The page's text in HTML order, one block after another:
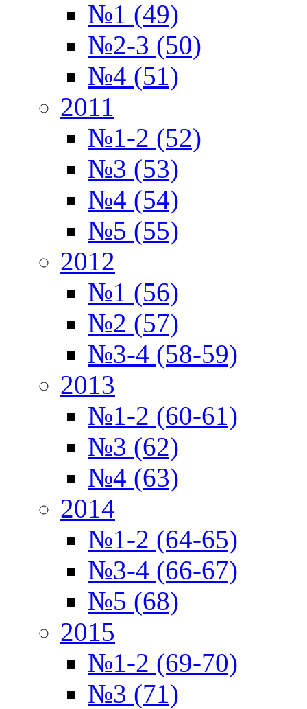
№1 (49)
№2-3 (50)
№4 (51)
2011
№1-2 (52)
№3 (53)
№4 (54)
№5 (55)
2012
№1 (56)
№2 (57)
№3-4 (58-59)
2013
№1-2 (60-61)
№3 (62)
№4 (63)
2014
№1-2 (64-65)
№3-4 (66-67)
№5 (68)
2015
№1-2 (69-70)
№3 (71)